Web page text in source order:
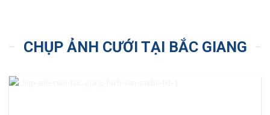
CHỤP ẢNH CƯỚI TẠI BẮC GIANG